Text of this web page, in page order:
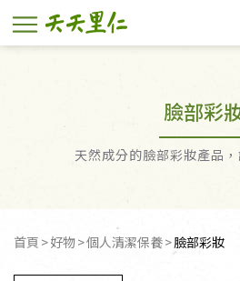
臉部彩
天然成分的臉部彩妝產品
首頁 好物 個人清潔保養 臉部彩妝